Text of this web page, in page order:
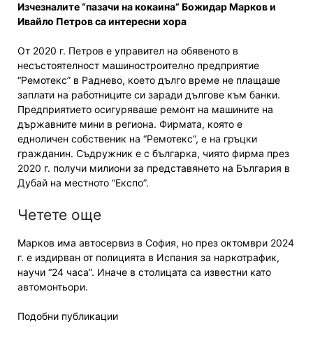
Изчезналите “пазачи на кокаина” Божидар Марков и
Ивайло Петров са интересни хора
От 2020 г. Петров е управител на обявеното в
несъстоятелност машиностроително предприятие
“Ремотекс” в Раднево, което дълго време не плащаше
заплати на работниците си заради дългове към банки.
Предприятието осигуряваше ремонт на машините на
държавните мини в региона. Фирмата, която е
едноличен собственик на “Ремотекс”, е на гръцки
гражданин. Съдружник е с българка, чиято фирма през
2020 г. получи милиони за представянето на България в
Дубай на местното “Експо”.
Четете още
Марков има автосервиз в София, но през октомври 2024
г. е издирван от полицията в Испания за наркотрафик,
научи “24 часа”. Иначе в столицата са известни като
автомонтьори.
Подобни публикации